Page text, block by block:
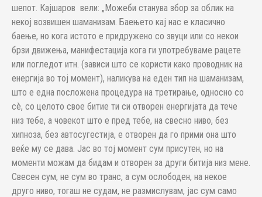
шепот. Кајшаров вели: „Можеби станува збор за облик на
некој возвишен шаманизам. Баењето кај нас е класично
баење, но кога истото е придружено со звуци или со некои
брзи движења, манифестација кога ги употребуваме рацете
или погледот итн. (зависи што се користи како проводник на
енергија во тој момент), наликува на еден тип на шаманизам,
што е една посложена процедура на третирање, односно со
сè, со целото свое битие ти си отворен енергијата да тече
низ тебе, а човекот што е пред тебе, на свесно ниво, без
хипноза, без автосугестија, е отворен да го прими она што
веќе му се дава. Јас во тој момент сум присутен, но на
моменти можам да бидам и отворен за други битија низ мене.
Свесен сум, не сум во транс, а сум ослободен, на некое
друго ниво, тогаш не судам, не размислувам, јас сум само